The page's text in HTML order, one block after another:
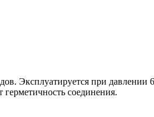
Эксплуатируется при
соединения.